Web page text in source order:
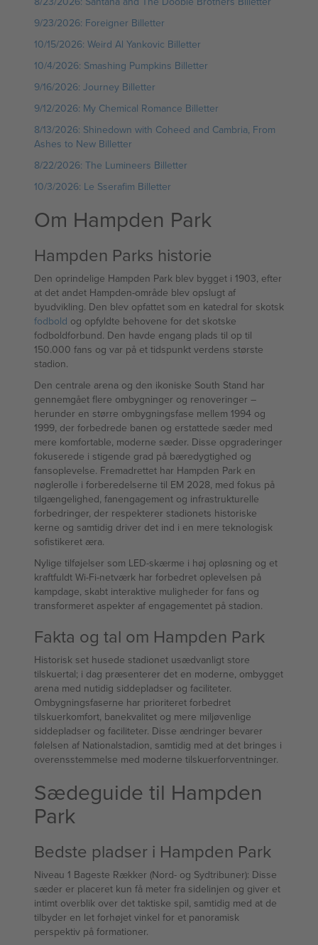
9/23/2026: Foreigner Billetter
10/15/2026: Weird Al Yankovic Billetter
10/4/2026: Smashing Pumpkins Billetter
9/16/2026: Journey Billetter
9/12/2026: My Chemical Romance Billetter
8/13/2026: Shinedown with Coheed and Cambria, From
Ashes to New Billetter
8/22/2026: The Lumineers Billetter
10/3/2026: Le Sserafim Billetter
Om Hampden Park
Hampden Parks historie
Den oprindelige Hampden Park blev bygget i 1903, efter
at det andet Hampden-område blev opslugt af
byudvikling. Den blev opfattet som en katedral for skotsk
fodbold og opfyldte behovene for det skotske
fodboldforbund. Den havde engang plads til op til
150.000 fans og var på et tidspunkt verdens største
stadion.
Den centrale arena og den ikoniske South Stand har
gennemgået flere ombygninger og renoveringer –
herunder en større ombygningsfase mellem 1994 og
1999, der forbedrede banen og erstattede sæder med
mere komfortable, moderne sæder. Disse opgraderinger
fokuserede i stigende grad på bæredygtighed og
fansoplevelse. Fremadrettet har Hampden Park en
nøglerolle i forberedelserne til EM 2028, med fokus på
tilgængelighed, fanengagement og infrastrukturelle
forbedringer, der respekterer stadionets historiske
kerne og samtidig driver det ind i en mere teknologisk
sofistikeret æra.
Nylige tilføjelser som LED-skærme i høj opløsning og et
kraftfuldt Wi-Fi-netværk har forbedret oplevelsen på
kampdage, skabt interaktive muligheder for fans og
transformeret aspekter af engagementet på stadion.
Fakta og tal om Hampden Park
Historisk set husede stadionet usædvanligt store
tilskuertal; i dag præsenterer det en moderne, ombygget
arena med nutidig siddepladser og faciliteter.
Ombygningsfaserne har prioriteret forbedret
tilskuerkomfort, banekvalitet og mere miljøvenlige
siddepladser og faciliteter. Disse ændringer bevarer
følelsen af Nationalstadion, samtidig med at det bringes i
overensstemmelse med moderne tilskuerforventninger.
Sædeguide til Hampden
Park
Bedste pladser i Hampden Park
Niveau 1 Bageste Rækker (Nord- og Sydtribuner): Disse
sæder er placeret kun få meter fra sidelinjen og giver et
intimt overblik over det taktiske spil, samtidig med at de
tilbyder en let forhøjet vinkel for et panoramisk
perspektiv på formationer.